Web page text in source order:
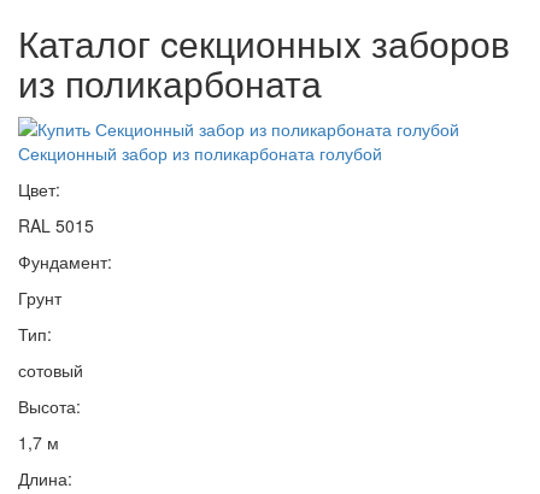
Каталог cекционныx заборов
из поликарбоната
Секционный забор из поликарбоната голубой
Цвет:
RAL 5015
Фундамент:
Грунт
Тип:
сотовый
Высота:
1,7 м
Длина: